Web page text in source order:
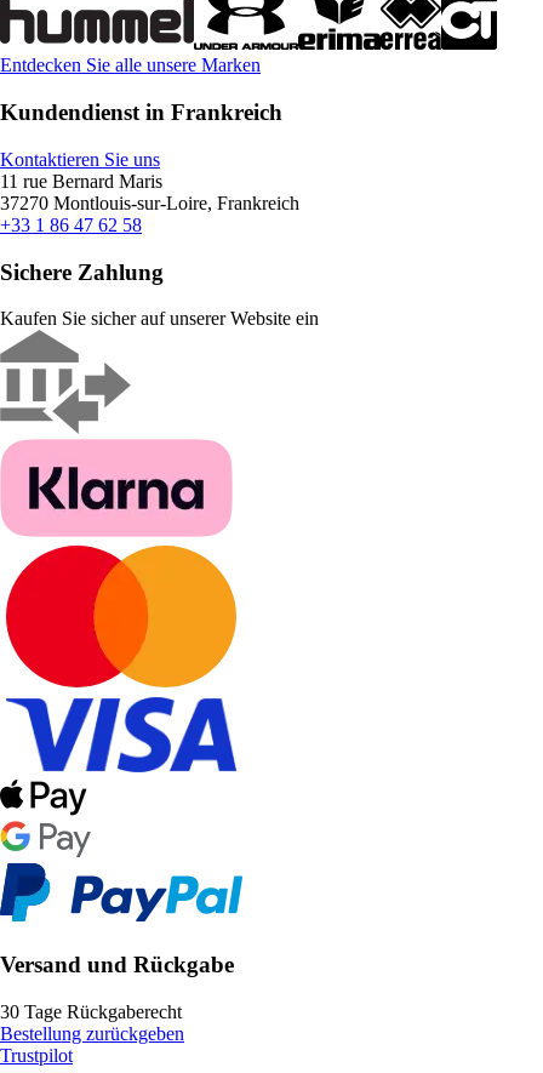
Entdecken Sie alle unsere Marken
Kundendienst in Frankreich
Kontaktieren Sie uns
11 rue Bernard Maris
37270 Montlouis-sur-Loire, Frankreich
+33 1 86 47 62 58
Sichere Zahlung
Kaufen Sie sicher auf unserer Website ein
Versand und Rückgabe
30 Tage Rückgaberecht
Bestellung zurückgeben
Trustpilot